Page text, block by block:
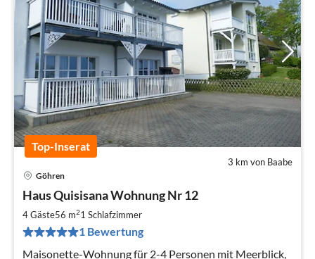
Top-Inserat
3 km von Baabe
Göhren
Haus Quisisana Wohnung Nr 12
4 Gäste56 m21 Schlafzimmer
1 Bewertung
Maisonette-Wohnung für 2-4 Personen mit Meerblick,